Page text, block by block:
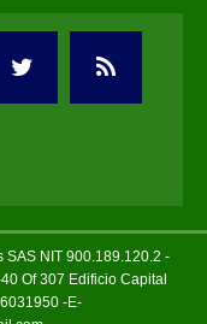
SAS NIT 900.189.120.2 -
Of 307 Edificio Capital
-E-